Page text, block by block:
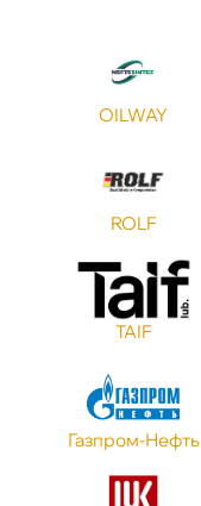
Применение
Стандарт API
Стандарт ACEA
OILWAY
ROLF
TAIF
Газпром-Нефть